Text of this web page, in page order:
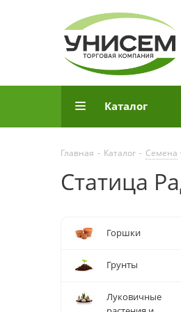
Каталог
Главная - Каталог - Семена
Статица
Горшки
Грунты
Луковичные